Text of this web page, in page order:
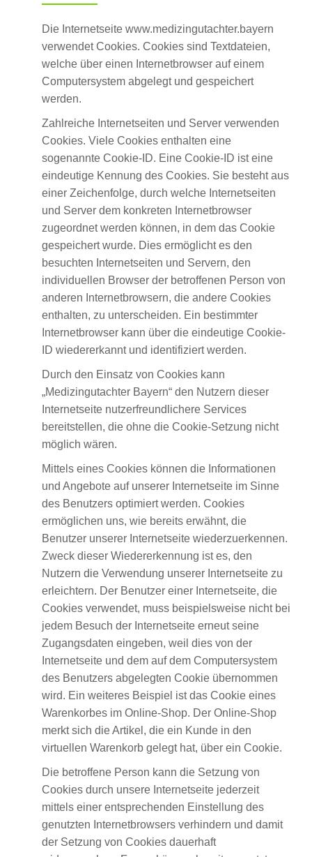
Die Internetseite www.medizingutachter.bayern
verwendet Cookies. Cookies sind Textdateien,
welche über einen Internetbrowser auf einem
Computersystem abgelegt und gespeichert
werden.
Zahlreiche Internetseiten und Server verwenden
Cookies. Viele Cookies enthalten eine
sogenannte Cookie-ID. Eine Cookie-ID ist eine
eindeutige Kennung des Cookies. Sie besteht aus
einer Zeichenfolge, durch welche Internetseiten
und Server dem konkreten Internetbrowser
zugeordnet werden können, in dem das Cookie
gespeichert wurde. Dies ermöglicht es den
besuchten Internetseiten und Servern, den
individuellen Browser der betroffenen Person von
anderen Internetbrowsern, die andere Cookies
enthalten, zu unterscheiden. Ein bestimmter
Internetbrowser kann über die eindeutige Cookie-
ID wiedererkannt und identifiziert werden.
Durch den Einsatz von Cookies kann
„Medizingutachter Bayern“ den Nutzern dieser
Internetseite nutzerfreundlichere Services
bereitstellen, die ohne die Cookie-Setzung nicht
möglich wären.
Mittels eines Cookies können die Informationen
und Angebote auf unserer Internetseite im Sinne
des Benutzers optimiert werden. Cookies
ermöglichen uns, wie bereits erwähnt, die
Benutzer unserer Internetseite wiederzuerkennen.
Zweck dieser Wiedererkennung ist es, den
Nutzern die Verwendung unserer Internetseite zu
erleichtern. Der Benutzer einer Internetseite, die
Cookies verwendet, muss beispielsweise nicht bei
jedem Besuch der Internetseite erneut seine
Zugangsdaten eingeben, weil dies von der
Internetseite und dem auf dem Computersystem
des Benutzers abgelegten Cookie übernommen
wird. Ein weiteres Beispiel ist das Cookie eines
Warenkorbes im Online-Shop. Der Online-Shop
merkt sich die Artikel, die ein Kunde in den
virtuellen Warenkorb gelegt hat, über ein Cookie.
Die betroffene Person kann die Setzung von
Cookies durch unsere Internetseite jederzeit
mittels einer entsprechenden Einstellung des
genutzten Internetbrowsers verhindern und damit
der Setzung von Cookies dauerhaft